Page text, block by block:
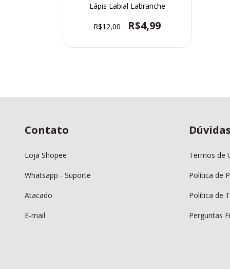
Lápis Labial Labranche
R$12,00 R$4,99
Contato
Loja Shopee
Whatsapp - Suporte
Atacado
E-mail
Termos de
Política de
Política de
Perguntas